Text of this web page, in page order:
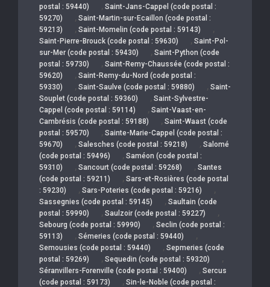
postal : 59440)
, Saint-Jans-Cappel (code postal :
59270)
, Saint-Martin-sur-Ecaillon (code postal :
59213)
, Saint-Momelin (code postal : 59143) ,
Saint-Pierre-Brouck (code postal : 59630) , Saint-Pol-
sur-Mer (code postal : 59430)
, Saint-Python (code
postal : 59730)
, Saint-Remy-Chaussée (code postal :
59620)
, Saint-Remy-du-Nord (code postal :
59330)
, Saint-Saulve (code postal : 59880) , Saint-
Souplet (code postal : 59360)
, Saint-Sylvestre-
Cappel (code postal : 59114)
, Saint-Vaast-en-
Cambrésis (code postal : 59188)
, Saint-Waast (code
postal : 59570)
, Sainte-Marie-Cappel (code postal :
59670)
, Salesches (code postal : 59218) , Salomé
(code postal : 59496)
, Saméon (code postal :
59310)
, Sancourt (code postal : 59268) , Santes
(code postal : 59211)
, Sars-et-Rosières (code postal
: 59230)
, Sars-Poteries (code postal : 59216) ,
Sassegnies (code postal : 59145) , Saultain (code
postal : 59990)
, Saulzoir (code postal : 59227) ,
Sebourg (code postal : 59990) , Seclin (code postal :
59113)
, Sémeries (code postal : 59440) ,
Semousies (code postal : 59440) , Sepmeries (code
postal : 59269)
, Sequedin (code postal : 59320) ,
Séranvillers-Forenville (code postal : 59400) , Sercus
(code postal : 59173)
, Sin-le-Noble (code postal :